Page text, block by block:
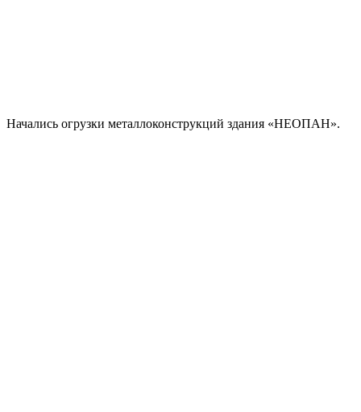
Начались огрузки металлоконструкций здания «НЕОПАН».